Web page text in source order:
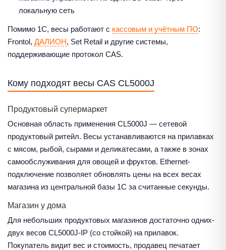
локальную сеть
Помимо 1С, весы работают с кассовым и учётным ПО:
Frontol, ДАЛИОН, Set Retail и другие системы,
поддерживающие протокол CAS.
Кому подходят весы CAS CL5000J
Продуктовый супермаркет
Основная область применения CL5000J — сетевой
продуктовый ритейл. Весы устанавливаются на прилавках
с мясом, рыбой, сырами и деликатесами, а также в зонах
самообслуживания для овощей и фруктов. Ethernet-
подключение позволяет обновлять цены на всех весах
магазина из центральной базы 1С за считанные секунды.
Магазин у дома
Для небольших продуктовых магазинов достаточно одних-
двух весов CL5000J-IP (со стойкой) на прилавок.
Покупатель видит вес и стоимость, продавец печатает